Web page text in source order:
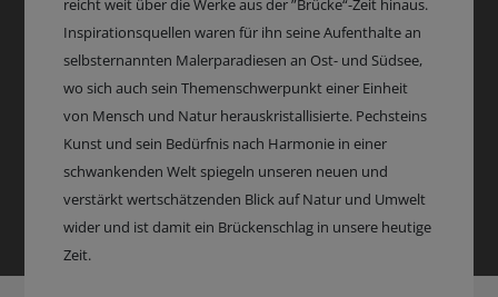
reicht weit über die Werke aus der ”Brücke“-Zeit hinaus.
Inspirationsquellen waren für ihn seine Aufenthalte an
selbsternannten Malerparadiesen an Ost- und Südsee,
wo sich auch sein Themenschwerpunkt einer Einheit
von Mensch und Natur herauskristallisierte. Pechsteins
Kunst und sein Bedürfnis nach Harmonie in einer
schwankenden Welt spiegeln unseren neuen und
verstärkt wertschätzenden Blick auf Natur und Umwelt
wider und ist damit ein Brückenschlag in unsere heutige
Zeit.